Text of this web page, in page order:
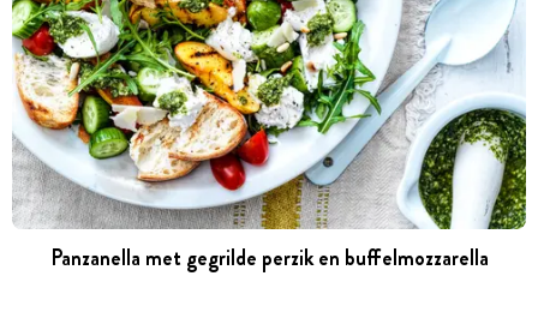
Panzanella met gegrilde perzik en buffelmozzarella